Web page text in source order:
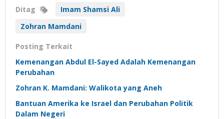
Ditag
Imam Shamsi Ali
Zohran Mamdani
Posting Terkait
Kemenangan Abdul El-Sayed Adalah Kemenangan
Perubahan
Zohran K. Mamdani: Walikota yang Aneh
Bantuan Amerika ke Israel dan Perubahan Politik
Dalam Negeri